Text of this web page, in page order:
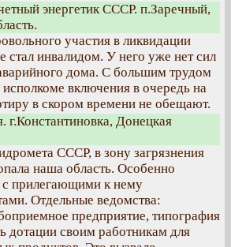
энергетик СССР. п.Заречный,
участия в ликвидации
стал инвалидом. У него уже нет сил
дома. С большим трудом
исполкоме включения в очередь на
в скором времени не обещают.
г.Константиновка, Донецкая
СССР, в зону загрязнения
наша область. Особенно
с прилегающими к нему
Отдельные ведомства:
предприятие, типография
дотации своим работникам для